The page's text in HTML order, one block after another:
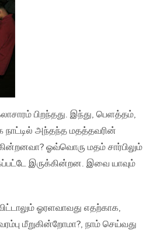
பிறந்தது. இந்து‚ பெளத்தம்‚
அந்தந்த மதத்தவரின்
ஓவ்வொரு மதம் சார்பிலும்
இருக்கின்றன. இவை யாவும்
ஓரளவாவது எதற்காக‚
மீறுகின்றோமா?‚ நாம் செய்வது